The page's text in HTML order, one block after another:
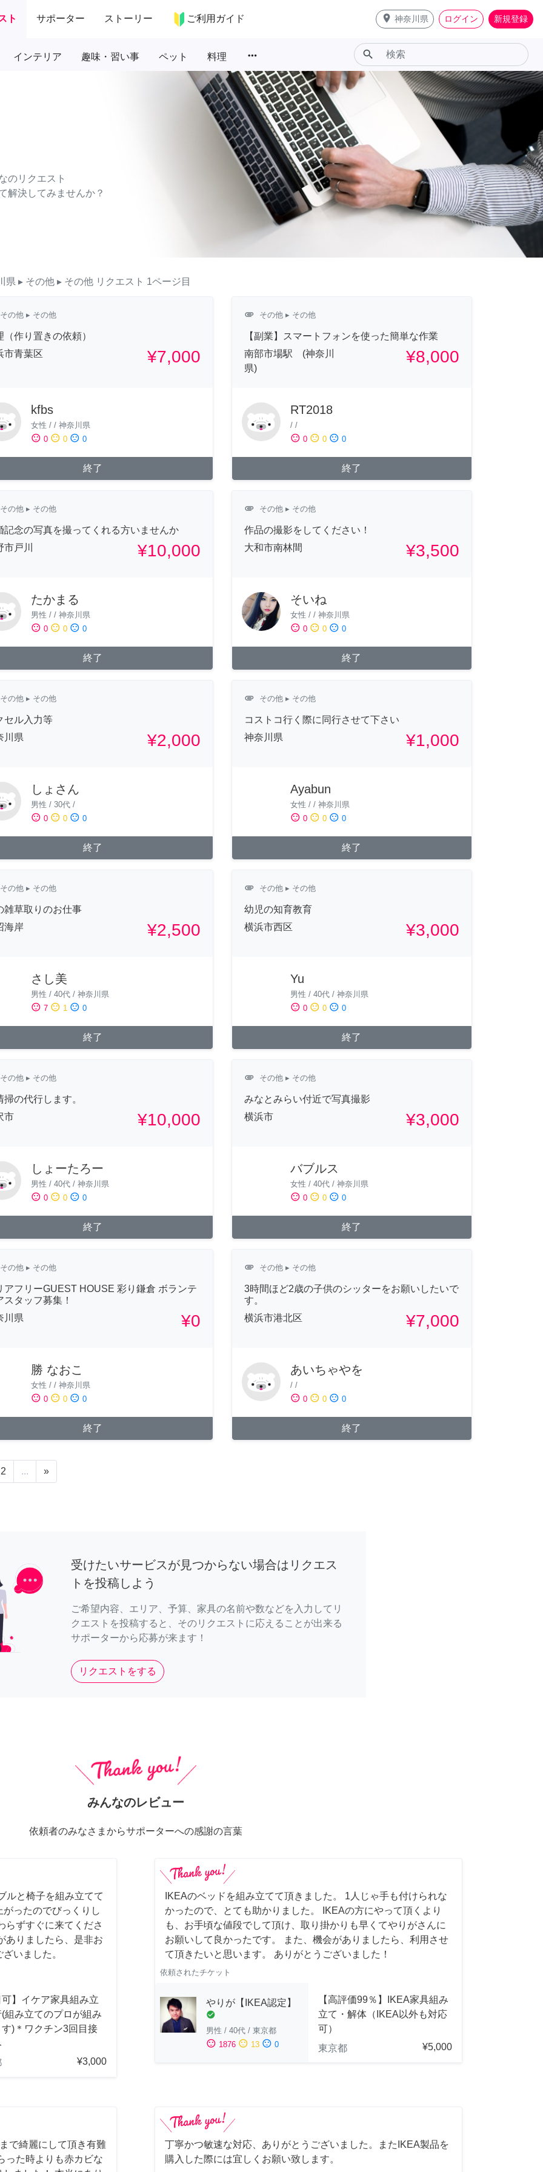
ト サポーター ストーリー ご利用ガイド place 神奈川県 ログイン 新規登録
インテリア 趣味・習い事 ペット 料理 more_horiz search
のリクエスト
解決してみませんか？
県 ▸ その他 ▸ その他 リクエスト 1ページ目
その他 ▸ その他
（作り置きの依頼）
市青葉区
¥7,000
kfbs
女性 / / 神奈川県
sentiment_satisfied 0 sentiment_neutral 0 sentiment_dissatisfied 0
終了
attachment その他▸ その他
【副業】スマートフォンを使った簡単な作業
南部市場駅 (神奈川
県)
¥8,000
RT2018
/ /
sentiment_satisfied 0 sentiment_neutral 0 sentiment_dissatisfied 0
終了
その他 ▸ その他
記念の写真を撮ってくれる方いませんか
市戸川
¥10,000
たかまる
男性 / / 神奈川県
sentiment_satisfied 0 sentiment_neutral 0 sentiment_dissatisfied 0
終了
attachment その他▸ その他
作品の撮影をしてください！
大和市南林間
¥3,500
そいね
女性 / / 神奈川県
sentiment_satisfied 0 sentiment_neutral 0 sentiment_dissatisfied 0
終了
その他 ▸ その他
セル入力等
川県
¥2,000
しょさん
男性 / 30代 /
sentiment_satisfied 0 sentiment_neutral 0 sentiment_dissatisfied 0
終了
attachment その他▸ その他
コストコ行く際に同行させて下さい
神奈川県
¥1,000
Ayabun
女性 / / 神奈川県
sentiment_satisfied 0 sentiment_neutral 0 sentiment_dissatisfied 0
終了
その他 ▸ その他
雑草取りのお仕事
海岸
¥2,500
さし美
男性 / 40代 / 神奈川県
sentiment_satisfied 7 sentiment_neutral 1 sentiment_dissatisfied 0
終了
attachment その他▸ その他
幼児の知育教育
横浜市西区
¥3,000
Yu
男性 / 40代/ 神奈川県
sentiment_satisfied 0 sentiment_neutral 0 sentiment_dissatisfied 0
終了
その他 ▸ その他
掃の代行します。
市
¥10,000
しょーたろー
男性 / 40代 / 神奈川県
sentiment_satisfied 0 sentiment_neutral 0 sentiment_dissatisfied 0
終了
attachment その他▸ その他
みなとみらい付近で写真撮影
横浜市
¥3,000
バブルス
女性 / 40代/ 神奈川県
sentiment_satisfied 0 sentiment_neutral 0 sentiment_dissatisfied 0
終了
その他 ▸ その他
アフリーGUEST HOUSE 彩り鎌倉 ボランテ
スタッフ募集！
川県
¥0
勝 なおこ
女性 / / 神奈川県
sentiment_satisfied 0 sentiment_neutral 0 sentiment_dissatisfied 0
終了
attachment その他▸ その他
3時間ほど2歳の子供のシッターをお願いしたいで
す。
横浜市港北区
¥7,000
あいちゃやを
/ /
sentiment_satisfied 0 sentiment_neutral 0 sentiment_dissatisfied 0
終了
2 ... »
受けたいサービスが見つからない場合はリクエス
トを投稿しよう
ご希望内容、エリア、予算、家具の名前や数などを入力してリ
クエストを投稿すると、そのリクエストに応えることが出来る
サポーターから応募が来ます！
リクエストをする
みんなのレビュー
依頼者のみなさまからサポーターへの感謝の言葉
ルと椅子を組み立てて
ったのでびっくりし
らずすぐに来てくださ
ありましたら、是非お
いました。
】イケア家具組み立
組み立てのプロが組み
)＊ワクチン3回目接
¥3,000
IKEAのベッドを組み立てて頂きました。 1人じゃ手も付けられな
かったので、とても助かりました。 IKEAの方にやって頂くより
も、お手頃な値段でして頂け、取り掛かりも早くてやりがさんに
お願いして良かったです。 また、機会がありましたら、利用させ
て頂きたいと思います。 ありがとうございました！
依頼されたチケット
やりが【IKEA認定】
check_circle
男性 / 40代 / 東京都
sentiment_satisfied 1876 sentiment_neutral 13 sentiment_dissatisfied 0
【高評価99％】IKEA家具組み
立て・解体（IKEA以外も対応
可）
東京都
¥5,000
で綺麗にして頂き有難
った時よりも赤カビな
丁寧かつ敏速な対応、ありがとうございました。またIKEA製品を
購入した際には宜しくお願い致します。